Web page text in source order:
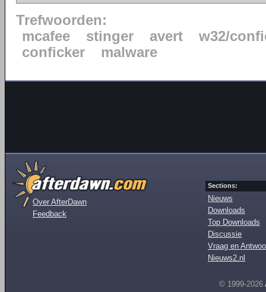
Trefwoorden:
mcafee
stinger avert
w32/
conficker
malware
Over AfterDawn
Feedback
Sections:
Nieuws
Downloads
Top Downloads
Discussie
Vraag en
Nieuws2.nl
© 1999-2026